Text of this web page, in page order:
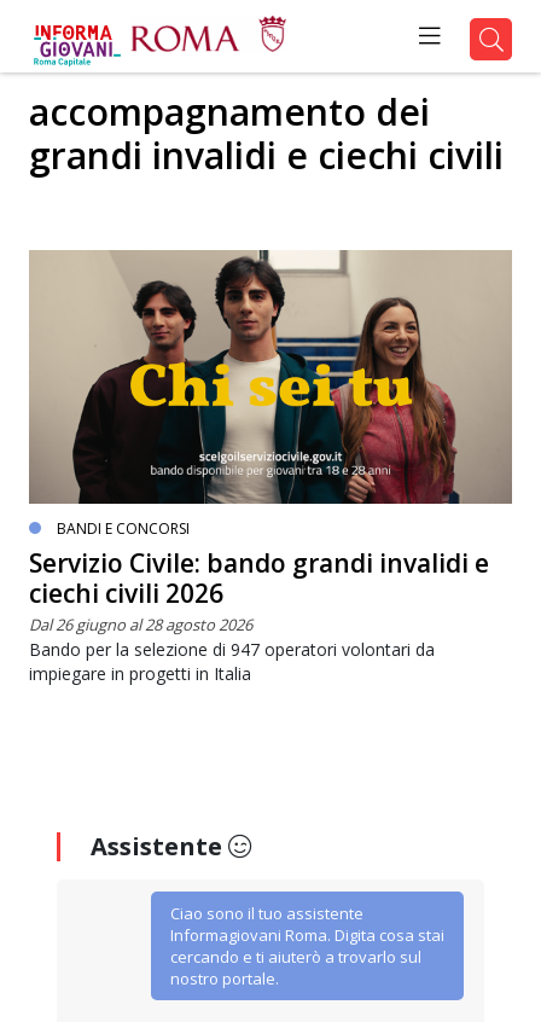
accompagnamento dei
grandi invalidi e ciechi civili
BANDI E CONCORSI
Servizio Civile: bando grandi invalidi e
ciechi civili 2026
Dal 26 giugno al 28 agosto 2026
Bando per la selezione di 947 operatori volontari da
impiegare in progetti in Italia
Assistente
Ciao sono il tuo assistente
Informagiovani Roma. Digita cosa stai
cercando e ti aiuterò a trovarlo sul
nostro portale.